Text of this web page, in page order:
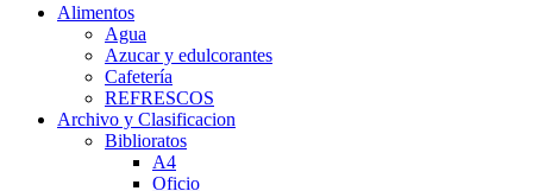
Alimentos
Agua
Azucar y edulcorantes
Cafetería
REFRESCOS
Archivo y Clasificacion
Biblioratos
A4
Oficio